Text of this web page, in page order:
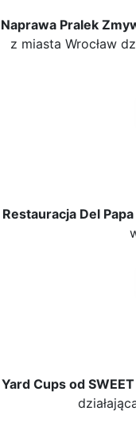
Naprawa Pralek
z miasta Wrocław
Restauracja Del Papa
Yard Cups od